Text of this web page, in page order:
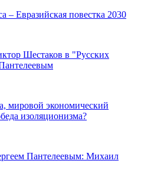
– Евразийская повестка 2030
Шестаков в "Русских
мировой экономический
изоляционизма?
Пантелеевым: Михаил